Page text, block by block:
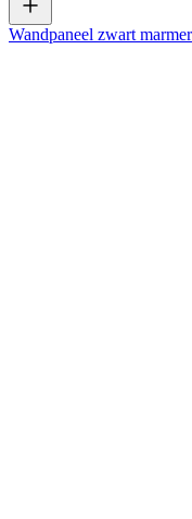
Wandpaneel zwart marmer